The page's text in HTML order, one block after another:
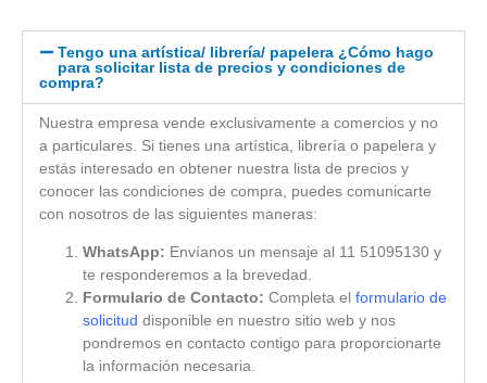
Tengo una artística/ librería/ papelera ¿Cómo hago
para solicitar lista de precios y condiciones de
compra?
Nuestra empresa vende exclusivamente a comercios y no
a particulares. Si tienes una artística, librería o papelera y
estás interesado en obtener nuestra lista de precios y
conocer las condiciones de compra, puedes comunicarte
con nosotros de las siguientes maneras:
WhatsApp: Envíanos un mensaje al 11 51095130 y
te responderemos a la brevedad.
Formulario de Contacto: Completa el formulario de
solicitud disponible en nuestro sitio web y nos
pondremos en contacto contigo para proporcionarte
la información necesaria.